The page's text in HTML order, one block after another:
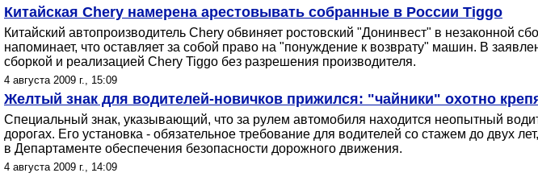
Китайская Chery намерена арестовывать собранные в России Tiggo
Китайский автопроизводитель Chery обвиняет ростовский "Донинвест" в незаконной
напоминает, что оставляет за собой право на "понуждение к возврату" машин. В
сборкой и реализацией Chery Tiggo без разрешения производителя.
4 августа 2009 г., 15:09
Желтый знак для водителей-новичков прижился: "чайники" охотно
Специальный знак, указывающий, что за рулем автомобиля находится неопытный
дорогах. Его установка - обязательное требование для водителей со стажем до двух
в Департаменте обеспечения безопасности дорожного движения.
4 августа 2009 г., 14:09